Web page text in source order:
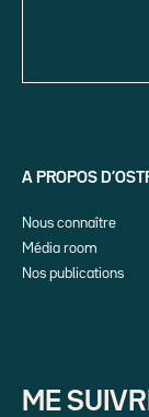
A PROPOS
Nous connaître
Média room
Nos publications
ME